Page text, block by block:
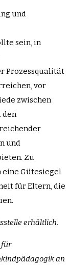
und
sein, in
Prozessqualität
vor
zwischen
den
und
Zu
Gütesiegel
für Eltern, die
erhältlich.
für
an